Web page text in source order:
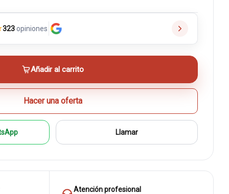
323opiniones
Añadir al carrito
Hacer una oferta
Llamar
Atención profesional